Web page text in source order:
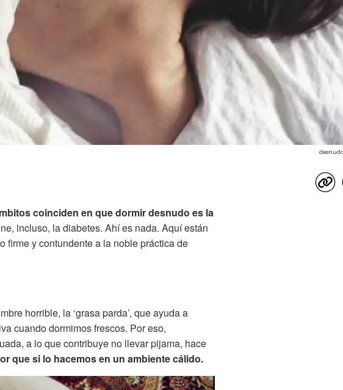
coinciden en que dormir desnudo es la
incluso, la diabetes. Ahí es nada. Aquí están
firme y contundente a la noble práctica de
horrible, la ‘grasa parda’, que ayuda a
cuando dormimos frescos. Por eso,
a lo que contribuye no llevar pijama, hace
que si lo hacemos en un ambiente cálido.